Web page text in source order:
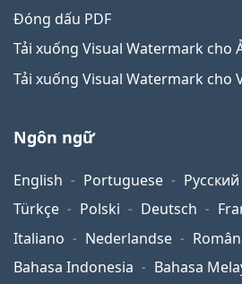
Đóng dấu PDF
Tải xuống Visual Watermark cho
Tải xuống Visual Watermark cho
Ngôn ngữ
English Portuguese Русский
Türkçe
Polski Deutsch
Italiano
Nederlandse
Bahasa Indonesia
Bahasa